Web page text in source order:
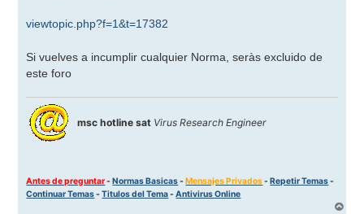
viewtopic.php?f=1&t=17382
Si vuelves a incumplir cualquier Norma, seràs excluido de
este foro
msc hotline sat Virus Research Engineer
Antes de preguntar-Normas Basicas-Mensajes Privados-Repetir Temas-
Continuar Temas-Titulos del Tema-Antivirus Online